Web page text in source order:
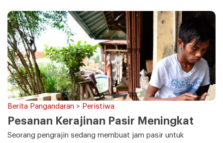
Berita Pangandaran > Peristiwa
Pesanan Kerajinan Pasir Meningkat
Seorang pengrajin sedang membuat jam pasir untuk